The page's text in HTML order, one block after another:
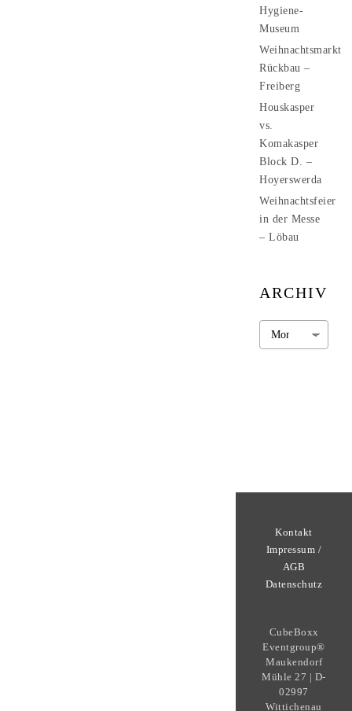
Hygiene-
Museum
Weihnachtsmarkt
Rückbau –
Freiberg
Houskasper
vs.
Komakasper
Block D. –
Hoyerswerda
Weihnachtsfeier
in der Messe
– Löbau
ARCHIV
Archiv
Kontakt
Impressum /
AGB
Datenschutz
CubeBoxx
Eventgroup®
Maukendorf
Mühle 27 | D-
02997
Wittichenau